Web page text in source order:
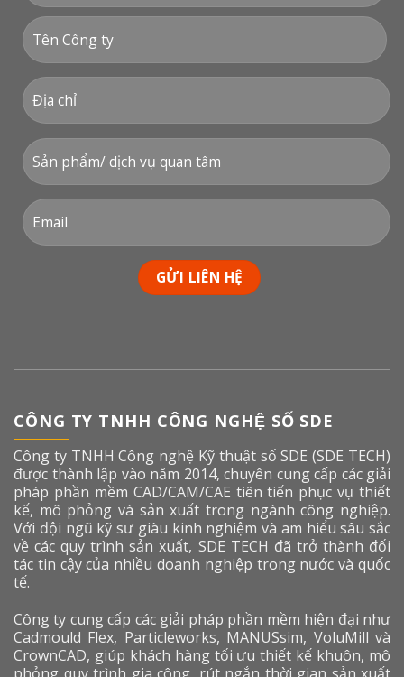
CÔNG TY TNHH CÔNG NGHỆ SỐ SDE
Công ty TNHH Công nghệ Kỹ thuật số SDE (SDE TECH)
được thành lập vào năm 2014, chuyên cung cấp các giải
pháp phần mềm CAD/CAM/CAE tiên tiến phục vụ thiết
kế, mô phỏng và sản xuất trong ngành công nghiệp.
Với đội ngũ kỹ sư giàu kinh nghiệm và am hiểu sâu sắc
về các quy trình sản xuất, SDE TECH đã trở thành đối
tác tin cậy của nhiều doanh nghiệp trong nước và quốc
tế.
Công ty cung cấp các giải pháp phần mềm hiện đại như
Cadmould Flex, Particleworks, MANUSsim, VoluMill và
CrownCAD, giúp khách hàng tối ưu thiết kế khuôn, mô